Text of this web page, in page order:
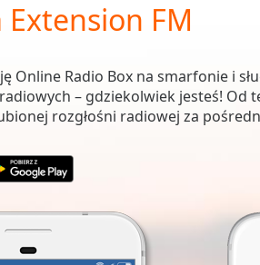
FM
Online Radio Box na smarfonie i
– gdziekolwiek jesteś! Od
rozgłośni radiowej za